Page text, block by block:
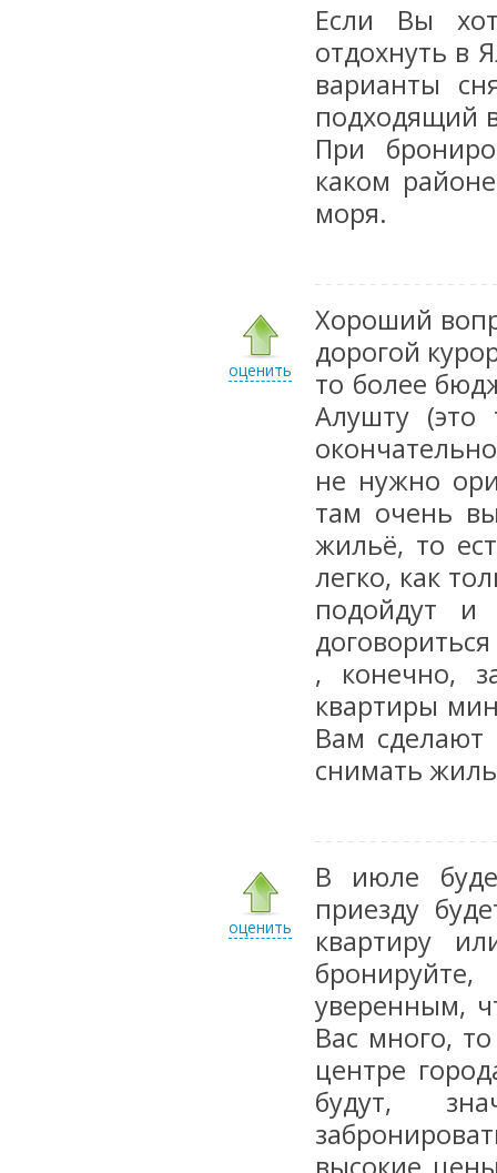
Если Вы
отдохнуть в
варианты
подходящий
При
каком
моря.
оценить
Хороший
дорогой
то более
Алушту
не нужно
там очень
жильё, то
легко, как
подойдут и
, конечно,
квартиры
Вам сделают
снимать
оценить
В июле
приезду
квартиру
уверенным,
Вас много,
центре
будут,